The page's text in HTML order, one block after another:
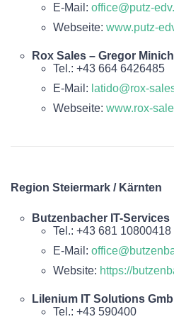
E-Mail: office@putz-
Webseite: www.putz-
Rox Sales – Gregor
Tel.: +43 664 6426485
E-Mail: latido@rox-
Webseite: www.rox-
Region Steiermark / Kärnten
Butzenbacher IT-Services
Tel.: +43 681 10800418
E-Mail:
Website: https://
Lilenium IT Solutions
Tel.: +43 590400